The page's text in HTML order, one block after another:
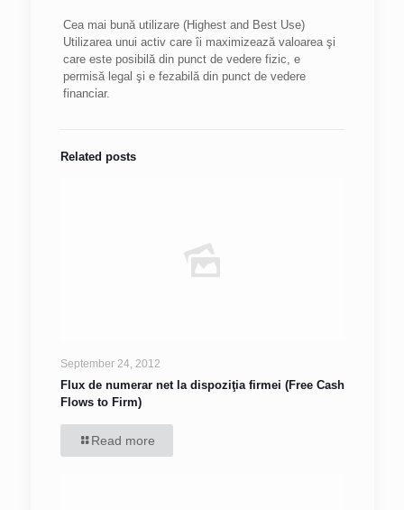
Cea mai bună utilizare (Highest and Best Use)
Utilizarea unui activ care îi maximizează valoarea şi
care este posibilă din punct de vedere fizic, e
permisă legal şi e fezabilă din punct de vedere
financiar.
Related posts
September 24, 2012
Flux de numerar net la dispoziţia firmei (Free Cash
Flows to Firm)
Read more